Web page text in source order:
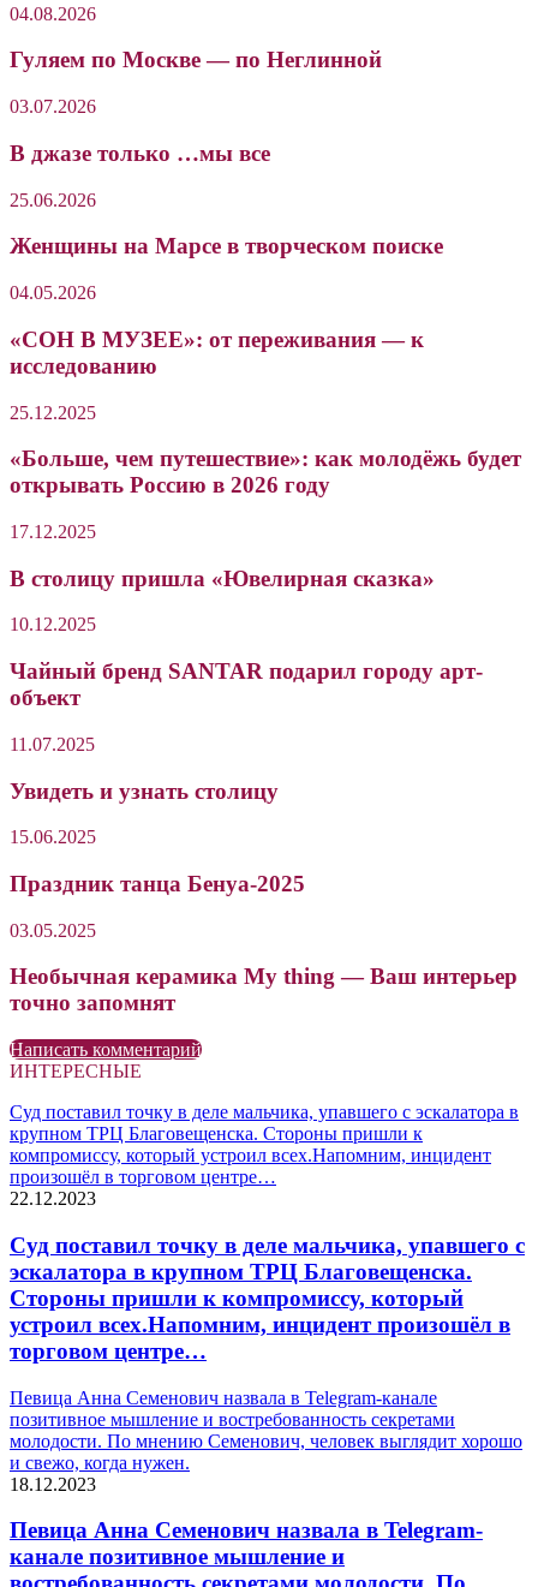
04.08.2026
Гуляем по Москве — по Неглинной
03.07.2026
В джазе только …мы все
25.06.2026
Женщины на Марсе в творческом поиске
04.05.2026
«СОН В МУЗЕЕ»: от переживания — к
исследованию
25.12.2025
«Больше, чем путешествие»: как молодёжь будет
открывать Россию в 2026 году
17.12.2025
В столицу пришла «Ювелирная сказка»
10.12.2025
Чайный бренд SANTAR подарил городу арт-
объект
11.07.2025
Увидеть и узнать столицу
15.06.2025
Праздник танца Бенуа-2025
03.05.2025
Необычная керамика My thing — Ваш интерьер
точно запомнят
Написать комментарий
ИНТЕРЕСНЫЕ
Суд поставил точку в деле мальчика, упавшего с эскалатора в
крупном ТРЦ Благовещенска. Стороны пришли к
компромиссу, который устроил всех.Напомним, инцидент
произошёл в торговом центре…
22.12.2023
Суд поставил точку в деле мальчика, упавшего с
эскалатора в крупном ТРЦ Благовещенска.
Стороны пришли к компромиссу, который
устроил всех.Напомним, инцидент произошёл в
торговом центре…
Певица Анна Семенович назвала в Telegram-канале
позитивное мышление и востребованность секретами
молодости. По мнению Семенович, человек выглядит хорошо
и свежо, когда нужен.
18.12.2023
Певица Анна Семенович назвала в Telegram-
канале позитивное мышление и